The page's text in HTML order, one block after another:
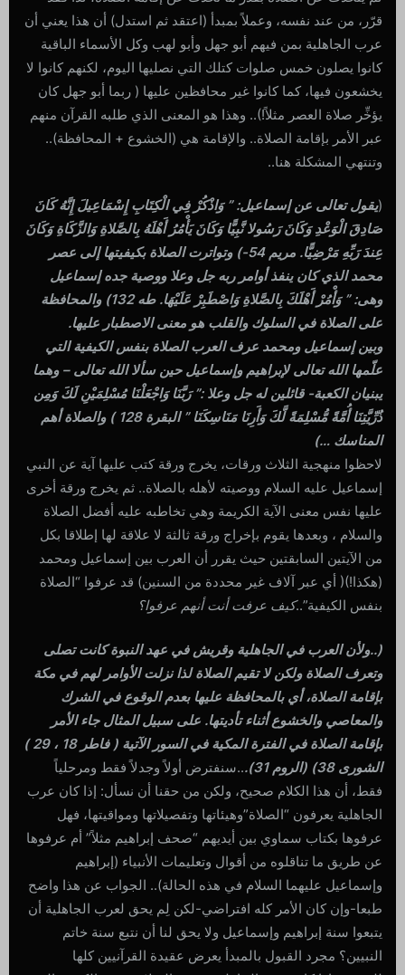
قرّر، من عند نفسه، وعملاً بمبدأ (اعتقد ثم استدل) أن هذا يعني أن
عرب الجاهلية بمن فيهم أبو جهل وأبو لهب وكل الأسماء الباقية
كانوا يصلون خمس صلوات كتلك التي نصليها اليوم، لكنهم كانوا لا
يخشعون فيها، كما كانوا غير محافظين عليها ( ربما أبو جهل كان
يؤخِّر صلاة العصر مثلاً!).. وهذا هو المعنى الذي طلبه القرآن منهم
عبر الأمر بإقامة الصلاة.. والإقامة هي (الخشوع + المحافظة)..
وتنتهي المشكلة هنا..
(يقول تعالى عن إسماعيل: ” وَاذْكُرْ فِي الْكِتَابِ إِسْمَاعِيلَ إِنَّهُ كَانَ
صَادِقَ الْوَعْدِ وَكَانَ رَسُولا نَّبِيًّا وَكَانَ يَأْمُرُ أَهْلَهُ بِالصَّلاةِ وَالزَّكَاةِ وَكَانَ
عِندَ رَبِّهِ مَرْضِيًّا. مريم 54-) وتواترت الصلاة بكيفيتها إلى عصر
محمد الذي كان ينفذ أوامر ربه جل وعلا ووصية جده إسماعيل
وهى: ” وَأْمُرْ أَهْلَكَ بِالصَّلاةِ وَاصْطَبِرْ عَلَيْهَا. طه 132) والمحافظة
على الصلاة في السلوك والقلب هو معنى الاصطبار عليها.
وبين إسماعيل ومحمد عرف العرب الصلاة بنفس الكيفية التي
علّمها الله تعالى لإبراهيم وإسماعيل حين سألا الله تعالى – وهما
يبنيان الكعبة- قائلين له جل وعلا :” رَبَّنَا وَاجْعَلْنَا مُسْلِمَيْنِ لَكَ وَمِن
ذُرِّيَّتِنَا أُمَّةً مُّسْلِمَةً لَّكَ وَأَرِنَا مَنَاسِكَنَا ” البقرة 128 ) والصلاة أهم
المناسك …)
لاحظوا منهجية الثلاث ورقات، يخرج ورقة كتب عليها آية عن النبي
إسماعيل عليه السلام ووصيته لأهله بالصلاة.. ثم يخرج ورقة أخرى
عليها نفس معنى الآية الكريمة وهي تخاطبه عليه أفضل الصلاة
والسلام ، وبعدها يقوم بإخراج ورقة ثالثة لا علاقة لها إطلاقا بكل
من الآيتين السابقتين حيث يقرر أن العرب بين إسماعيل ومحمد
(هكذا!)( أي عبر آلاف غير محددة من السنين) قد عرفوا “الصلاة
بنفس الكيفية”..كيف عرفت أنت أنهم عرفوا؟
(..ولأن العرب في الجاهلية وقريش في عهد النبوة كانت تصلى
وتعرف الصلاة ولكن لا تقيم الصلاة لذا نزلت الأوامر لهم في مكة
بإقامة الصلاة، أي بالمحافظة عليها بعدم الوقوع في الشرك
والمعاصي والخشوع أثناء تأديتها. على سبيل المثال جاء الأمر
بإقامة الصلاة في الفترة المكية في السور الآتية ( فاطر 18 ، 29 )
الشورى 38) (الروم 31).
..سنفترض أولاً وجدلاً فقط ومرحلياً
فقط، أن هذا الكلام صحيح، ولكن من حقنا أن نسأل: إذا كان عرب
الجاهلية يعرفون “الصلاة”وهيئاتها وتفصيلاتها ومواقيتها، فهل
عرفوها بكتاب سماوي بين أيديهم “صحف إبراهيم مثلاً” أم عرفوها
عن طريق ما تناقلوه من أقوال وتعليمات الأنبياء (إبراهيم
وإسماعيل عليهما السلام في هذه الحالة).. الجواب عن هذا واضح
طبعا-وإن كان الأمر كله افتراضي-لكن لِم يحق لعرب الجاهلية أن
يتبعوا سنة إبراهيم وإسماعيل ولا يحق لنا أن نتبع سنة خاتم
النبيين؟ مجرد القبول بالمبدأ يعرض عقيدة القرآنيين كلها